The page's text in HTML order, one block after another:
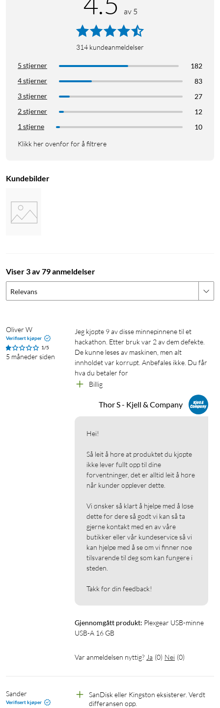
av 5
314 kundeanmeldelser
5 stjerner
182
4 stjerner
83
3 stjerner
27
2 stjerner
12
1 stjerne
10
Klikk her ovenfor for å filtrere
Kundebilder
Viser 3 av 79 anmeldelser
Relevans
Oliver W
Verifisert kjøper
1/5
5 måneder siden
Jeg kjøpte 9 av disse minnepinnene til et
hackathon. Etter bruk var 2 av dem defekte.
De kunne leses av maskinen, men alt
innholdet var korrupt. Anbefales ikke. Du får
hva du betaler for
Billig
Thor S - Kjell & Company
Hei!
Så leit å høre at produktet du kjøpte
ikke lever fullt opp til dine
forventninger, det er alltid leit å høre
når kunder opplever dette.
Vi ønsker så klart å hjelpe med å løse
dette for dere så godt vi kan så ta
gjerne kontakt med en av våre
butikker eller vår kundeservice så vi
kan hjelpe med å se om vi finner noe
tilsvarende til deg som kan fungere i
steden.
Takk for din feedback!
Gjennomgått produkt: Plexgear USB-minne
USB-A 16 GB
Var anmeldelsen nyttig? Ja (0) Nei (0)
Sander
Verifisert kjøper
SanDisk eller Kingston eksisterer. Verdt
differansen opp.